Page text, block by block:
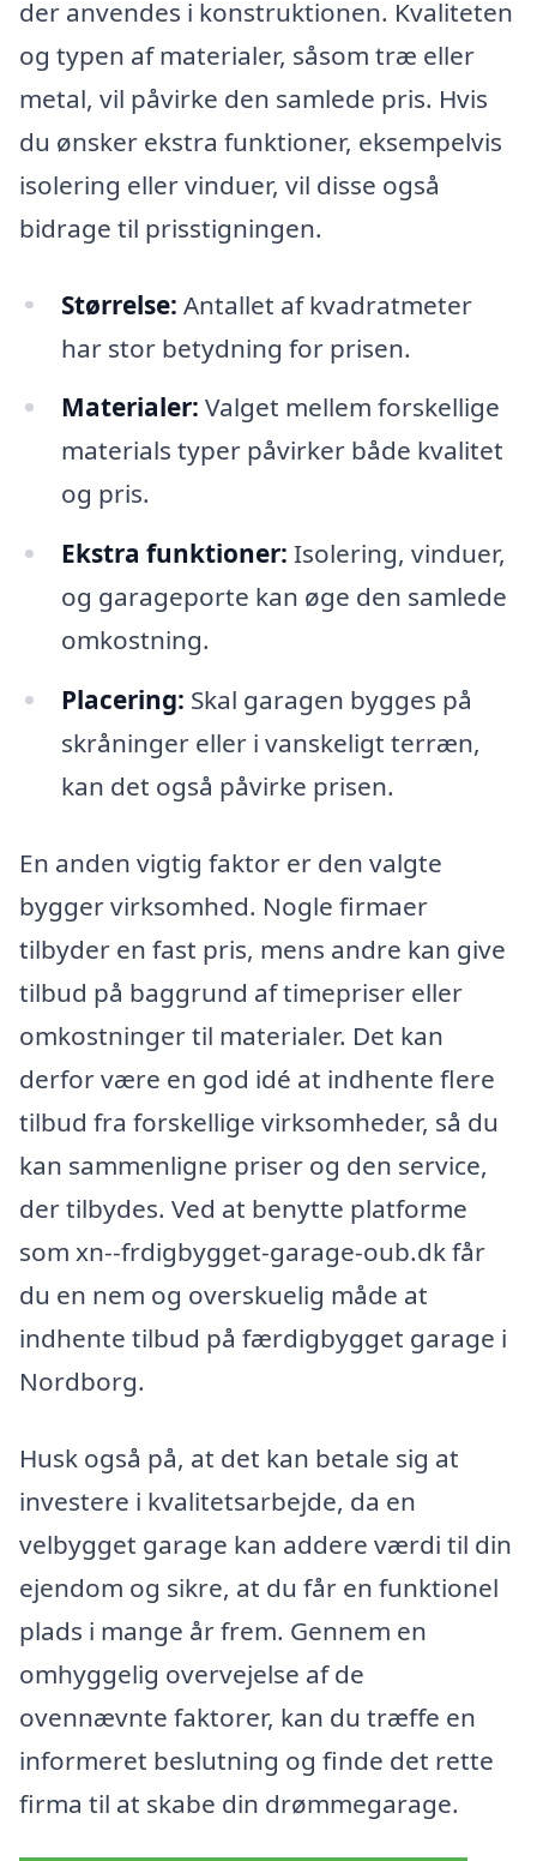
der anvendes i konstruktionen. Kvaliteten
og typen af materialer, såsom træ eller
metal, vil påvirke den samlede pris. Hvis
du ønsker ekstra funktioner, eksempelvis
isolering eller vinduer, vil disse også
bidrage til prisstigningen.
Størrelse: Antallet af kvadratmeter
har stor betydning for prisen.
Materialer: Valget mellem forskellige
materials typer påvirker både kvalitet
og pris.
Ekstra funktioner: Isolering, vinduer,
og garageporte kan øge den samlede
omkostning.
Placering: Skal garagen bygges på
skråninger eller i vanskeligt terræn,
kan det også påvirke prisen.
En anden vigtig faktor er den valgte
bygger virksomhed. Nogle firmaer
tilbyder en fast pris, mens andre kan give
tilbud på baggrund af timepriser eller
omkostninger til materialer. Det kan
derfor være en god idé at indhente flere
tilbud fra forskellige virksomheder, så du
kan sammenligne priser og den service,
der tilbydes. Ved at benytte platforme
som xn--frdigbygget-garage-oub.dk får
du en nem og overskuelig måde at
indhente tilbud på færdigbygget garage i
Nordborg.
Husk også på, at det kan betale sig at
investere i kvalitetsarbejde, da en
velbygget garage kan addere værdi til din
ejendom og sikre, at du får en funktionel
plads i mange år frem. Gennem en
omhyggelig overvejelse af de
ovennævnte faktorer, kan du træffe en
informeret beslutning og finde det rette
firma til at skabe din drømmegarage.